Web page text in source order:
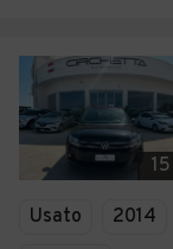
15
Usato 2014